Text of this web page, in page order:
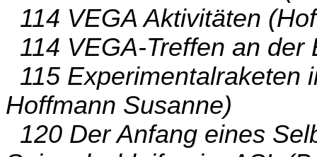
114 VEGA Aktivitäten
114 VEGA-Treffen an
115 Experimentalraketen
Hoffmann Susanne)
120 Der Anfang eines